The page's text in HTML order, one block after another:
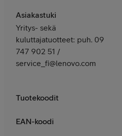
Asiakastuki
Yritys- sekä
kuluttajatuotteet: puh. 09
747 902 51 /
service_fi@lenovo.com
Tuotekoodit
EAN-koodi